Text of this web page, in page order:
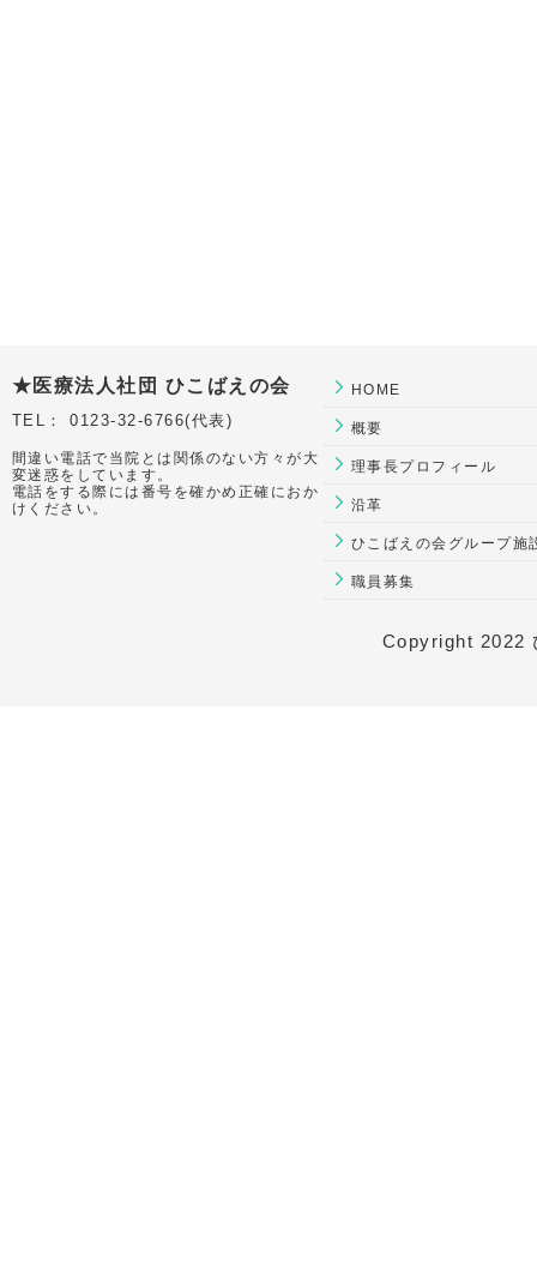
★医療法人社団 ひこばえの会
TEL： 0123-32-6766(代表)
間違い電話で当院とは関係のない方々が大
変迷惑をしています。
電話をする際には番号を確かめ正確におか
けください。
HOME
概要
理事長プロフィール
沿革
ひこばえの会グループ施
職員募集
Copyright 2022